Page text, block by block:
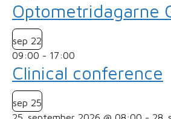
Optometridagarne
sep 22
09:00 - 17:00
Clinical conference
sep 25